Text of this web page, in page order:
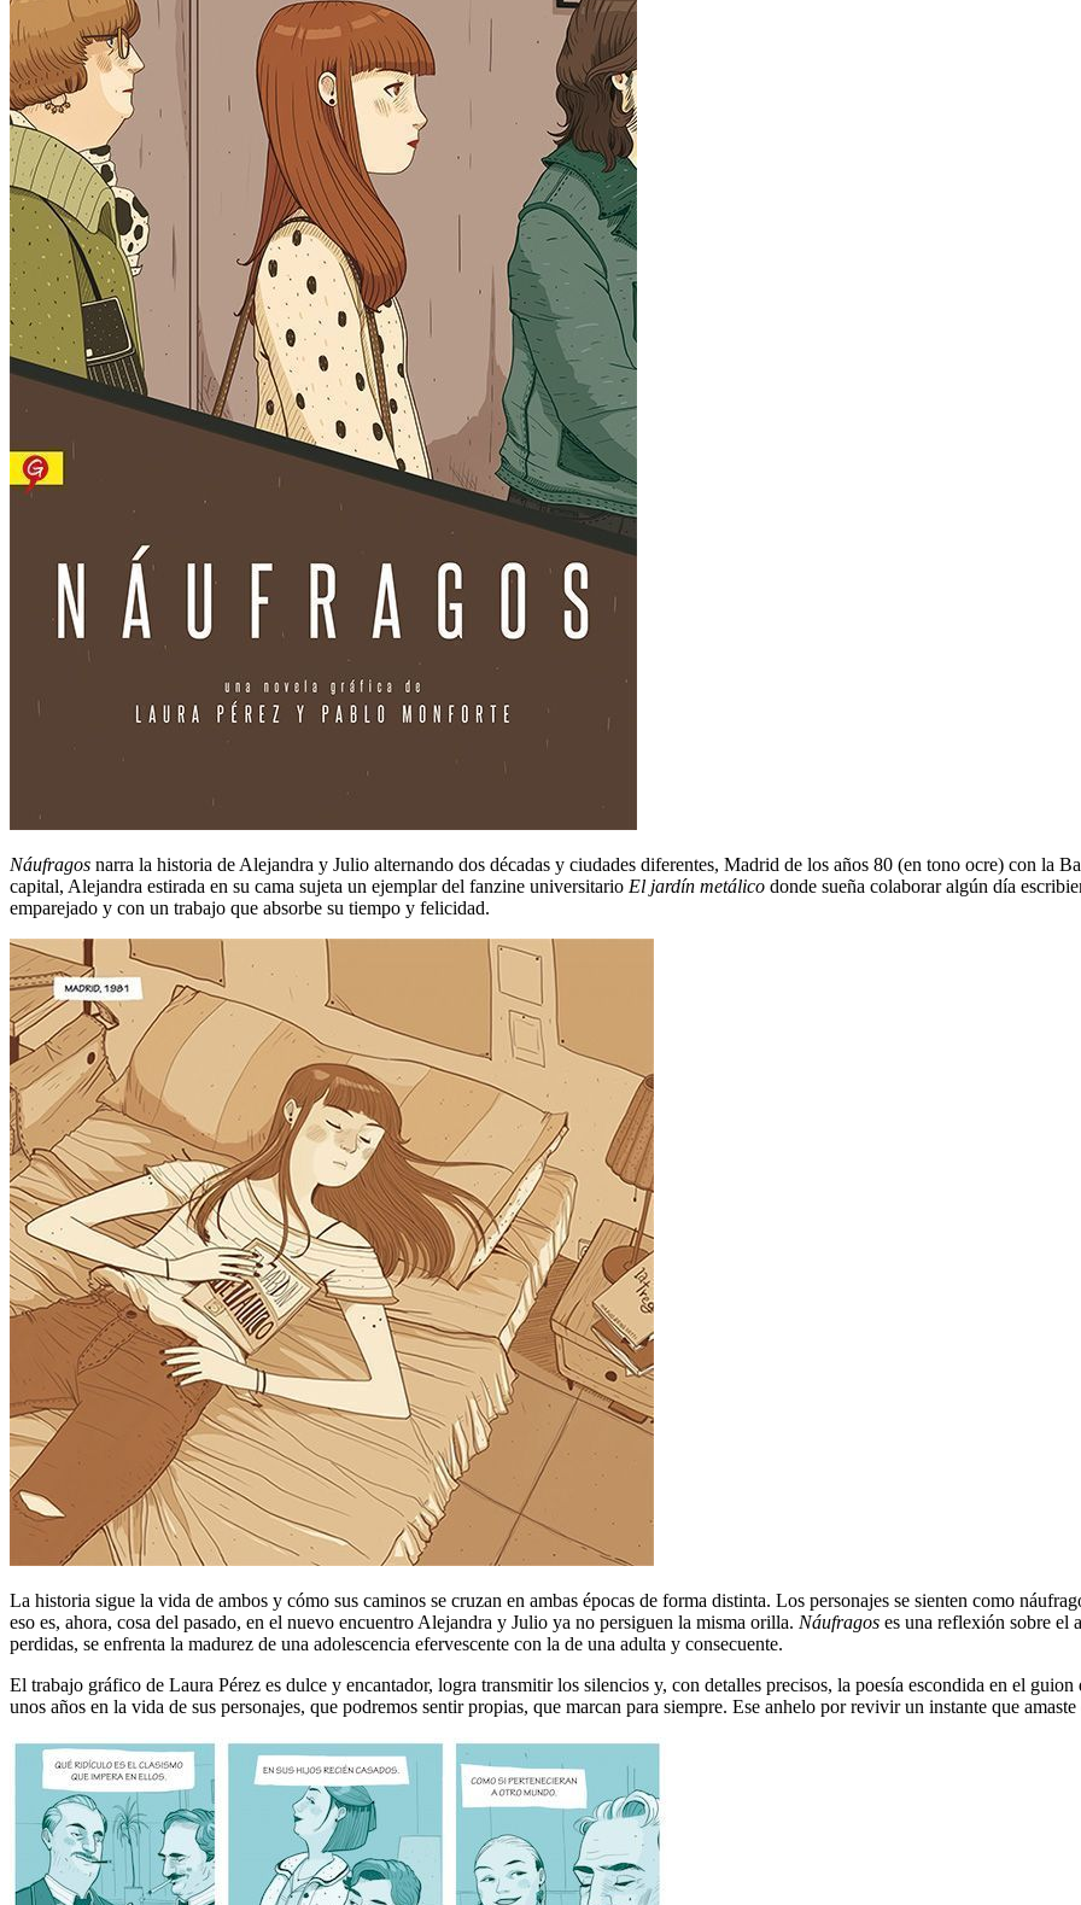
Náufragos narra la historia de Alejandra y Julio alternando dos décadas y ciudades diferentes, Madrid de los años 80 (en tono ocre) con la
capital, Alejandra estirada en su cama sujeta un ejemplar del fanzine universitario El jardín metálico donde sueña colaborar algún día
emparejado y con un trabajo que absorbe su tiempo y felicidad.
La historia sigue la vida de ambos y cómo sus caminos se cruzan en ambas épocas de forma distinta. Los personajes se sienten como
eso es, ahora, cosa del pasado, en el nuevo encuentro Alejandra y Julio ya no persiguen la misma orilla. Náufragos es una reflexión sobre el
perdidas, se enfrenta la madurez de una adolescencia efervescente con la de una adulta y consecuente.
El trabajo gráfico de Laura Pérez es dulce y encantador, logra transmitir los silencios y, con detalles precisos, la poesía escondida en el
unos años en la vida de sus personajes, que podremos sentir propias, que marcan para siempre. Ese anhelo por revivir un instante que